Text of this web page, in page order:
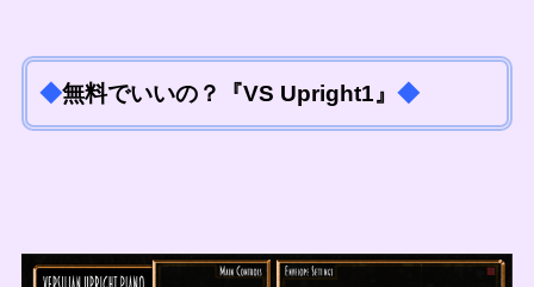
◆無料でいいの？『VS Upright1』 ◆